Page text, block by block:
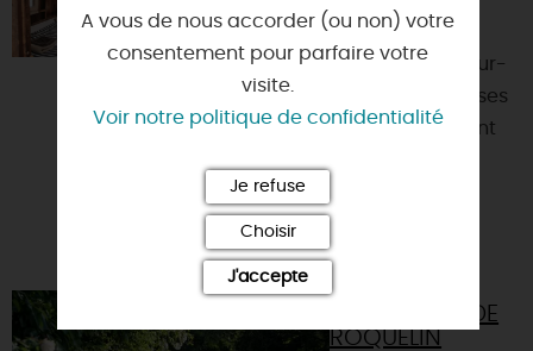
45130 - MEUNG-SUR-LOIRE
Sur les berges de Loire, à Meung-sur-
Loire, proche du centre-ville et de ses
monuments, venez vivre un moment
LES JARDINS DE
ROQUELIN
A vous de nous accorder (ou non) votre
consentement pour parfaire votre
visite.
Voir notre politique de confidentialité
Je refuse
Choisir
J'accepte